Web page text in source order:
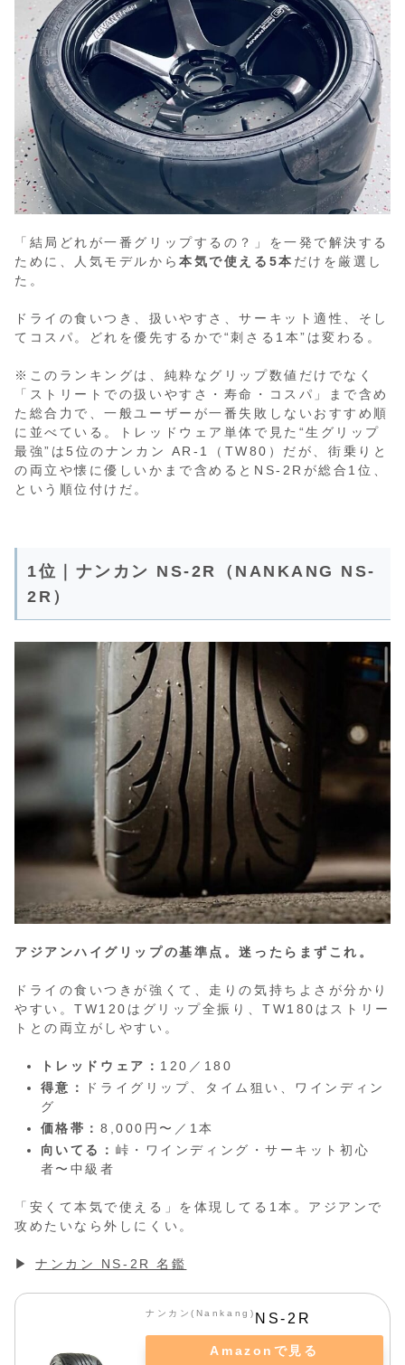
「結局どれが一番グリップするの？」を一発で解決する
ために、人気モデルから本気で使える5本 だけを厳選し
た。
ドライの食いつき、扱いやすさ、サーキット適性、そし
てコスパ。どれを優先するかで“刺さる1本”は変わる。
※このランキングは、純粋なグリップ数値だけでなく
「ストリートでの扱いやすさ・寿命・コスパ」まで含め
た総合力で、一般ユーザーが一番失敗しないおすすめ順
に並べている。トレッドウェア単体で見た“生グリップ
最強”は5位のナンカン AR-1（TW80）だが、街乗りと
の両立や懐に優しいかまで含めるとNS-2Rが総合1位、
という順位付けだ。
1位｜ナンカン NS-2R（NANKANG NS-
2R）
アジアンハイグリップの基準点。迷ったらまずこれ。
ドライの食いつきが強くて、走りの気持ちよさが分かり
やすい。TW120はグリップ全振り、TW180はストリー
トとの両立がしやすい。
トレッドウェア： 120／180
得意：
ドライグリップ、タイム狙い、ワインディン
グ
価格帯：8,000円〜／1本
向いてる： 峠・ワインディング・サーキット初心
者〜中級者
「安くて本気で使える」を体現してる1本。アジアンで
攻めたいなら外しにくい。
▶︎ナンカン NS-2R 名鑑
ナンカン(Nankang) NS-2R
Amazonで見る